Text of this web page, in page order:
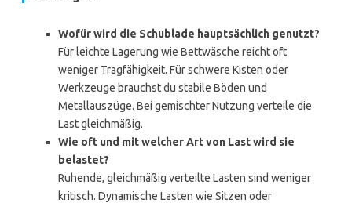
Wofür wird die Schublade hauptsächlich genutzt?
Für leichte Lagerung wie Bettwäsche reicht oft
weniger Tragfähigkeit. Für schwere Kisten oder
Werkzeuge brauchst du stabile Böden und
Metallauszüge. Bei gemischter Nutzung verteile die
Last gleichmäßig.
Wie oft und mit welcher Art von Last wird sie
belastet?
Ruhende, gleichmäßig verteilte Lasten sind weniger
kritisch. Dynamische Lasten wie Sitzen oder